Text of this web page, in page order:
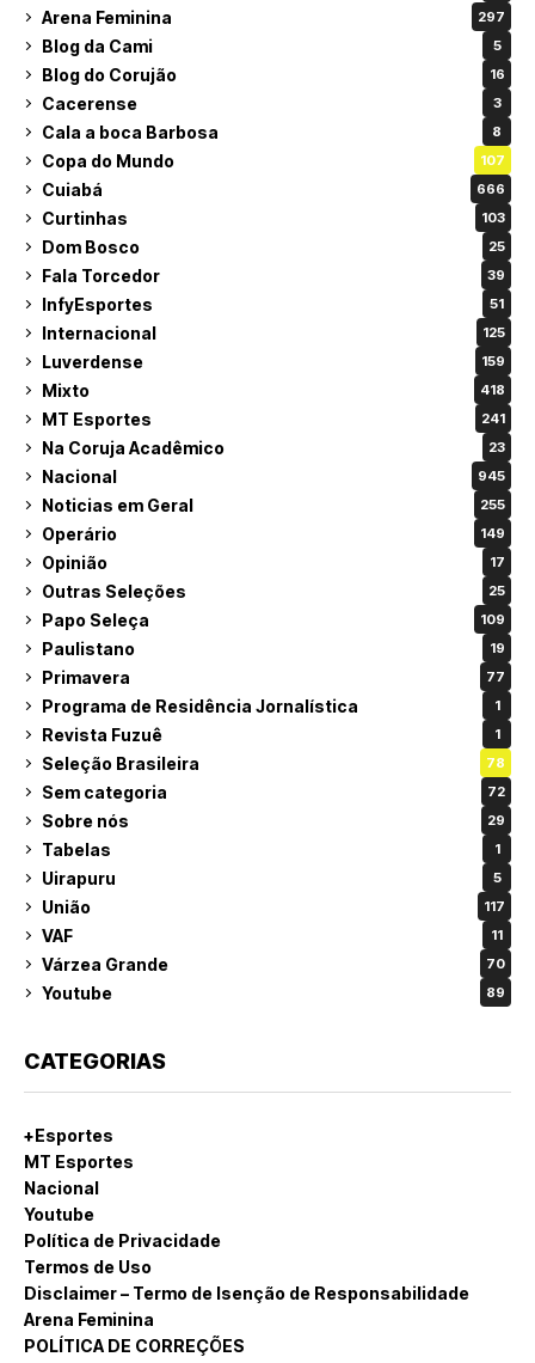
Arena Feminina 297
Blog da Cami 5
Blog do Corujão 16
Cacerense 3
Cala a boca Barbosa 8
Copa do Mundo 107
Cuiabá 666
Curtinhas 103
Dom Bosco 25
Fala Torcedor 39
InfyEsportes 51
Internacional 125
Luverdense 159
Mixto 418
MT Esportes 241
Na Coruja Acadêmico 23
Nacional 945
Noticias em Geral 255
Operário 149
Opinião 17
Outras Seleções 25
Papo Seleça 109
Paulistano 19
Primavera 77
Programa de Residência Jornalística 1
Revista Fuzuê 1
Seleção Brasileira 78
Sem categoria 72
Sobre nós 29
Tabelas 1
Uirapuru 5
União 117
VAF 11
Várzea Grande 70
Youtube 89
CATEGORIAS
+Esportes
MT Esportes
Nacional
Youtube
Política de Privacidade
Termos de Uso
Disclaimer – Termo de Isenção de Responsabilidade
Arena Feminina
POLÍTICA DE CORREÇÕES